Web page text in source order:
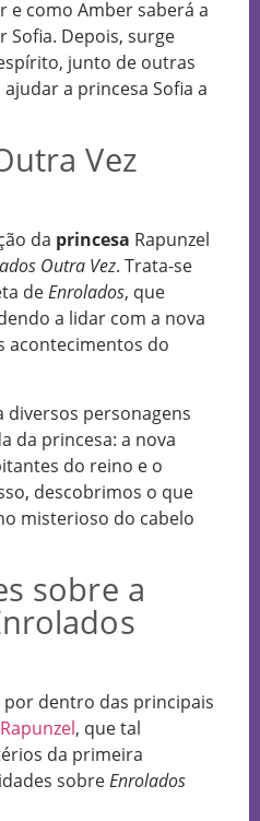
como Amber saberá a
Sofia. Depois, surge
junto de outras
ajudar a princesa Sofia a
Vez
da princesa Rapunzel
Outra Vez. Trata-se
deEnrolados, que
a lidar com a nova
acontecimentos do
diversos personagens
da princesa: a nova
do reino e o
descobrimos o que
misterioso do cabelo
sobre a
por dentro das principais
, que tal
da primeira
sobreEnrolados